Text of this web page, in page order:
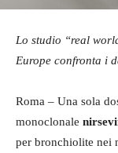
Lo studio “real
Europe confronta i
Roma – Una sola
monoclonale
per bronchiolite nei